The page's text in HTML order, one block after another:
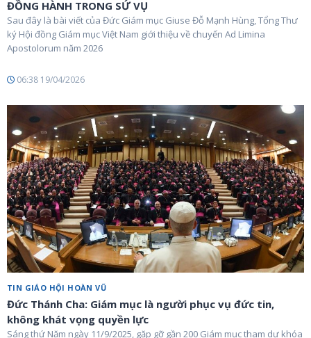
ĐỒNG HÀNH TRONG SỨ VỤ
Sau đây là bài viết của Đức Giám mục Giuse Đỗ Mạnh Hùng, Tổng Thư
ký Hội đồng Giám mục Việt Nam giới thiệu về chuyến Ad Limina
Apostolorum năm 2026
06:38 19/04/2026
TIN GIÁO HỘI HOÀN VŨ
Đức Thánh Cha: Giám mục là người phục vụ đức tin,
không khát vọng quyền lực
Sáng thứ Năm ngày 11/9/2025, gặp gỡ gần 200 Giám mục tham dự khóa